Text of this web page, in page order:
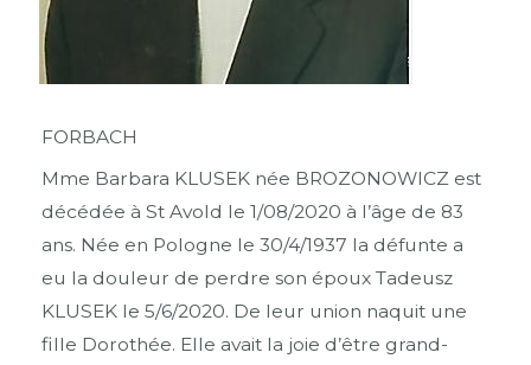
FORBACH
Mme Barbara KLUSEK née BROZONOWICZ est
décédée à St Avold le 1/08/2020 à l’âge de 83
ans. Née en Pologne le 30/4/1937 la défunte a
eu la douleur de perdre son époux Tadeusz
KLUSEK le 5/6/2020. De leur union naquit une
fille Dorothée. Elle avait la joie d’être grand-